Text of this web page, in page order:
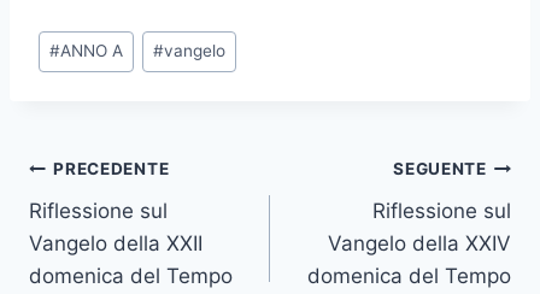
#ANNO A #vangelo
PRECEDENTE
Riflessione sul
Vangelo della XXII
domenica del Tempo
SEGUENTE
Riflessione sul
Vangelo della XXIV
domenica del Tempo